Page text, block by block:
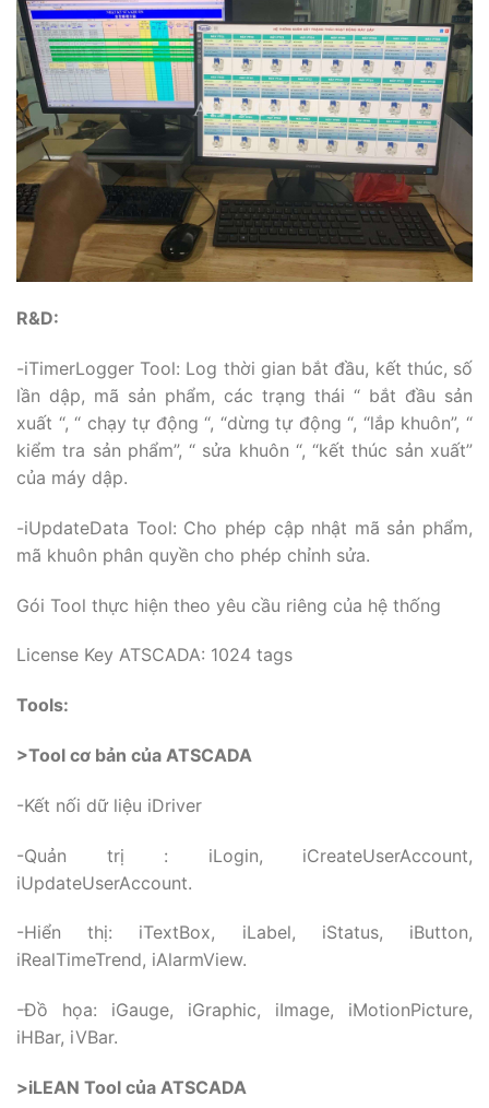
R&D:
-iTimerLogger Tool: Log thời gian bắt đầu, kết thúc, số
lần dập, mã sản phẩm, các trạng thái “ bắt đầu sản
xuất “, “ chạy tự động “, “dừng tự động “, “lắp khuôn”, “
kiểm tra sản phẩm”, “ sửa khuôn “, “kết thúc sản xuất”
của máy dập.
-iUpdateData Tool: Cho phép cập nhật mã sản phẩm,
mã khuôn phân quyền cho phép chỉnh sửa.
Gói Tool thực hiện theo yêu cầu riêng của hệ thống
License Key ATSCADA: 1024 tags
Tools:
>Tool cơ bản của ATSCADA
-Kết nối dữ liệu iDriver
-Quản trị : iLogin, iCreateUserAccount,
iUpdateUserAccount.
-Hiển thị: iTextBox, iLabel, iStatus, iButton,
iRealTimeTrend, iAlarmView.
-Đồ họa: iGauge, iGraphic, iImage, iMotionPicture,
iHBar, iVBar.
>iLEAN Tool của ATSCADA